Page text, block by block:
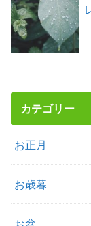
カテゴリー
お正月
お歳暮